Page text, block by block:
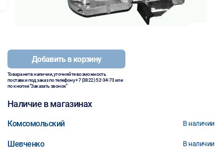
Добавить в корзину
Товара нет в наличии, уточняйте возможность
поставки под заказ по телефону+7 (3822) 52-34-73или
по кнопке "Заказать звонок"
Наличие в магазинах
Комсомольский В наличии
Шевченко В наличии